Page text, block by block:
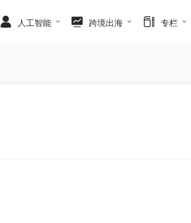
人工智能 跨境出海 专栏